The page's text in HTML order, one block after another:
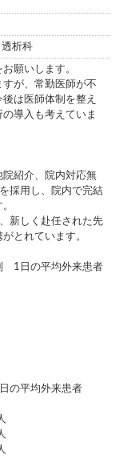
析科
願いします。
が、常勤医師が不
は医師体制を整え
導入も考えていま
紹介、院内対応無
採用し、院内で完結
新しく赴任された先
とれています。
1日の平均外来患者
の平均外来患者